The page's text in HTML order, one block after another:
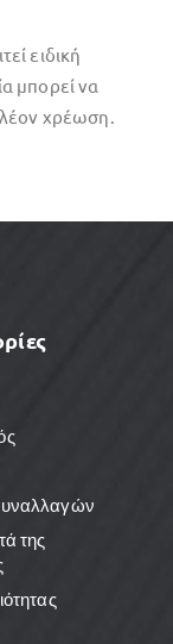
ειδική
μπορεί να
χρέωση.
της